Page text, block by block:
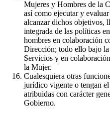
Mujeres y Hombres de la
así como ejecutar y
alcanzar dichos objetivos,
integrada de las políticas
hombres en colaboración
Dirección; todo ello bajo
Servicios y en
la Mujer.
Cualesquiera otras
jurídico vigente o tengan
atribuidas con carácter
Gobierno.